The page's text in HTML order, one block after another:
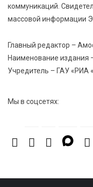
Виталий Королев
100-летием
коммуникаций.
массовой информации
Главный редактор –
Наименование издания
Учредитель – ГАУ «РИА
Мы в соцсетях: